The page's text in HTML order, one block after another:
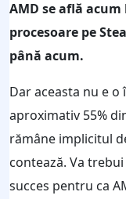
AMD se află
procesoare pe
până acum.
Dar aceasta nu e
aproximativ 55%
rămâne implicitul
contează. Va
succes pentru ca